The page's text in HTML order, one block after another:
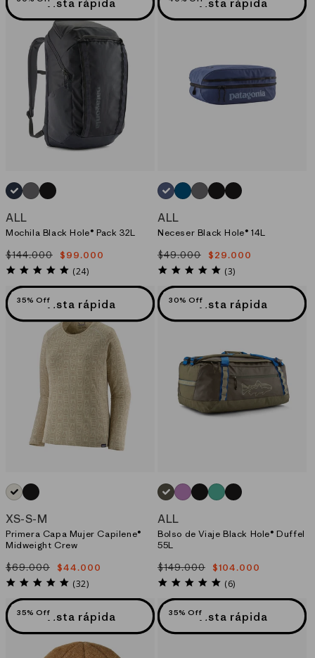
AZUL_(SMFO)
GRIS_(NGRY)
NEGRO_(BOB)
ALL
Mochila Black Hole® Pack 32L
Precio
habitual
$144.000
Precio
de
$99.000
4.8
star
(24)
AZUL_(CUBL)
AZUL_(ENLB)
GRIS_(NGRY)
NEGRO_(BLK)
NEGRO_(BOB)
ALL
Neceser Black Hole® 14L
Precio
habitual
$49.000
Precio
de
$29.000
5.0
star
(3)
35% OffVista rápida
BLANCO_(FLDO)
NEGRO_(BLK)
XS-S-M
Primera Capa Mujer Capilene®
Midweight Crew
Precio
habitual
$69.000
Precio
de
$44.000
4.8
star
(32)
30% OffVista rápida
VERDE_(BGFT)
MORADO_(BKPL)
NEGRO_(BLK)
VERDE_(AQST)
NEGRO_(BOB)
ALL
Bolso de Viaje Black Hole® Duffel
55L
Precio
habitual
$149.000
Precio
de
$104.000
5.0
star
(6)
35% OffVista rápida 35% OffVista rápida